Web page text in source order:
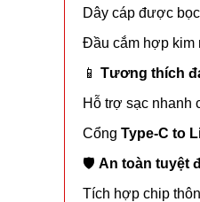
Dây cáp được
Đầu cắm hợp kim
📱 Tương thích
Hỗ trợ sạc nhanh
Cổng Type-C to
🛡️ An toàn tuyệt
Tích hợp chip